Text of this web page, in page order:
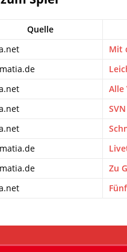
Quelle
Mit
Alle
Zu